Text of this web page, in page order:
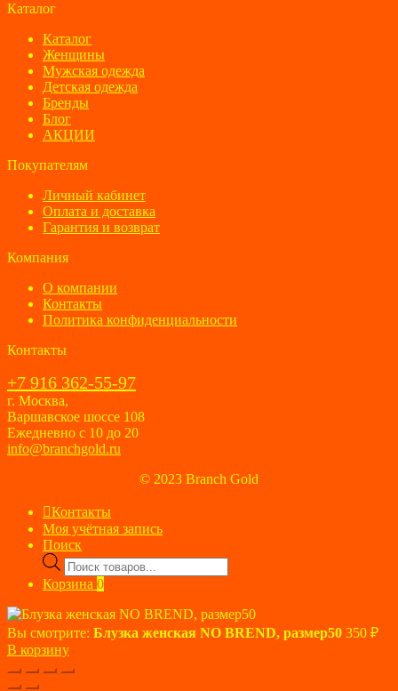
Каталог
Каталог
Женщины
Мужская одежда
Детская одежда
Бренды
Блог
АКЦИИ
Покупателям
Личный кабинет
Оплата и доставка
Гарантия и возврат
Компания
О компании
Контакты
Политика конфиденциальности
Контакты
+7 916 362-55-97
г. Москва,
Варшавское шоссе 108
Ежедневно с 10 до 20
info@branchgold.ru
© 2023 Branch Gold
Контакты
Моя учётная запись
Поиск
Поиск
товаров
Корзина 0
Вы смотрите: Блузка женская NO BREND, размер50 350 ₽
В корзину